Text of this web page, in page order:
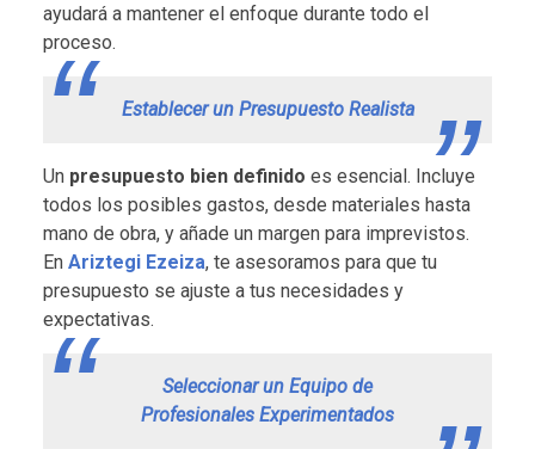
ayudará a mantener el enfoque durante todo el
proceso.
Establecer un Presupuesto Realista
Un presupuesto bien definido es esencial. Incluye
todos los posibles gastos, desde materiales hasta
mano de obra, y añade un margen para imprevistos.
En Ariztegi Ezeiza, te asesoramos para que tu
presupuesto se ajuste a tus necesidades y
expectativas.
Seleccionar un Equipo de
Profesionales Experimentados